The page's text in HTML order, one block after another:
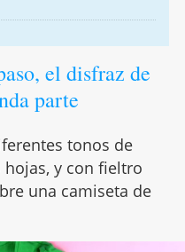
el disfraz de
parte
tonos de
y con fieltro
una camiseta de